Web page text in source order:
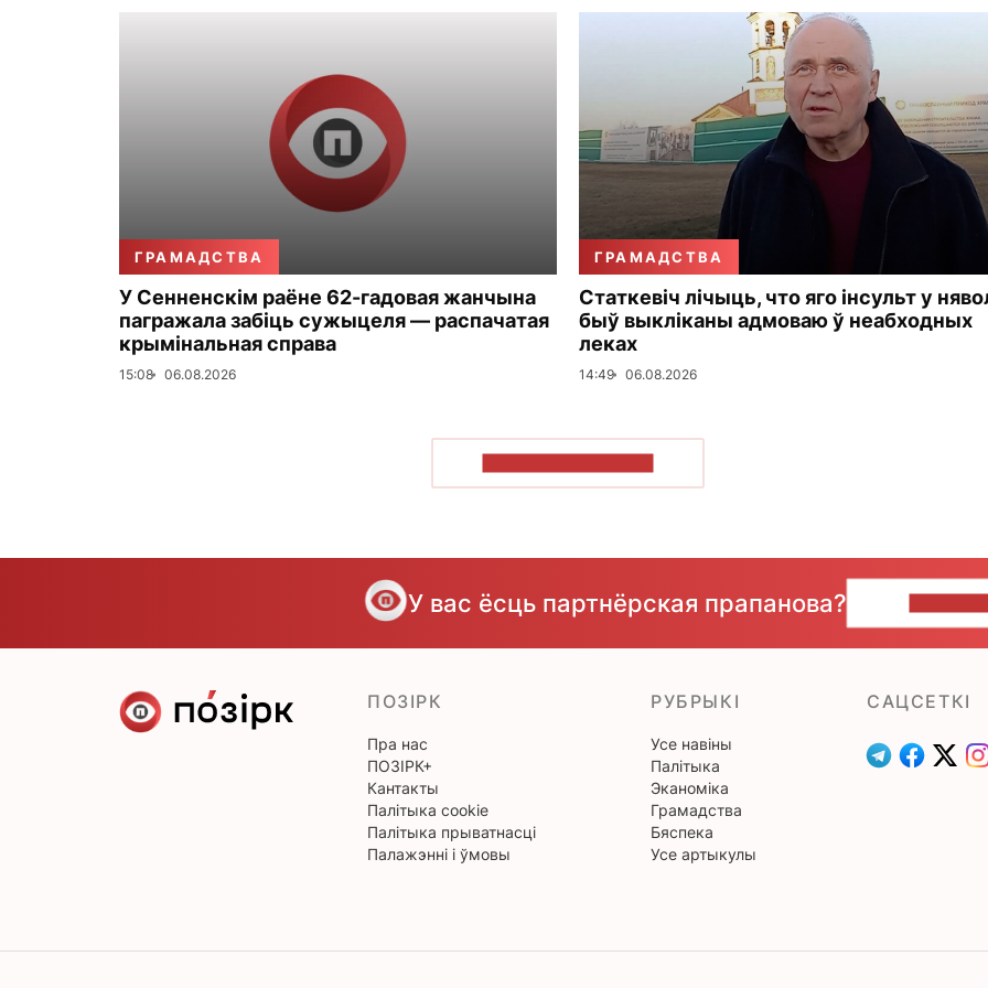
ГРАМАДСТВА
У Сенненскім раёне 62-гадовая жанчына
пагражала забіць сужыцеля — распачатая
крымінальная справа
15:08 06.08.2026
ГРАМАДСТВА
Статкевіч лічыць, что яго інсульт у
быў выкліканы адмоваю ў неабходных
леках
14:49 06.08.2026
У вас ёсць партнёрская прапанова?
ПОЗІРК
Пра нас
ПОЗІРК+
Кантакты
Палітыка cookie
Палітыка прыватнасці
Палажэнні і ўмовы
РУБРЫКІ
Усе навіны
Палітыка
Эканоміка
Грамадства
Бяспека
Усе артыкулы
САЦСЕТКІ